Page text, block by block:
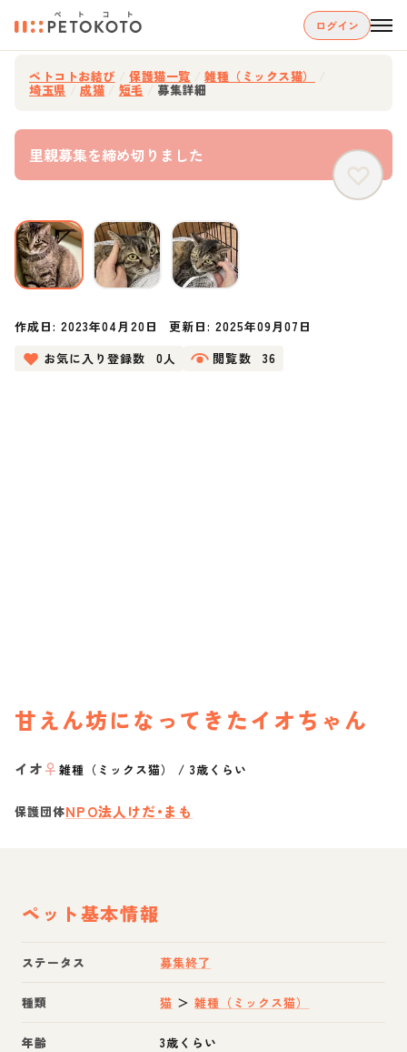
ログイン
ペトコトお結び 保護猫一覧 雑種（ミックス猫）
埼玉県 成猫 短毛 募集詳細
里親募集を締め切りました
作成日:2023年04月20日 更新日: 2025年09月07日
お気に入り登録数
0人 閲覧数 36
甘えん坊になってきたイオちゃん
イオ♀ 雑種（ミックス猫） /3歳くらい
保護団体NPO法人けだ•まも
ペット基本情報
ステータス 募集終了
種類 猫 ＞雑種（ミックス猫）
年齢 3歳くらい